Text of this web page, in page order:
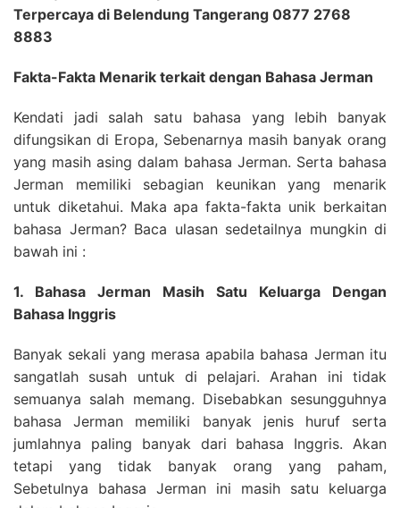
Terpercaya di Belendung Tangerang 0877 2768
8883
Fakta-Fakta Menarik terkait dengan Bahasa Jerman
Kendati jadi salah satu bahasa yang lebih banyak
difungsikan di Eropa, Sebenarnya masih banyak orang
yang masih asing dalam bahasa Jerman. Serta bahasa
Jerman memiliki sebagian keunikan yang menarik
untuk diketahui. Maka apa fakta-fakta unik berkaitan
bahasa Jerman? Baca ulasan sedetailnya mungkin di
bawah ini :
1. Bahasa Jerman Masih Satu Keluarga Dengan
Bahasa Inggris
Banyak sekali yang merasa apabila bahasa Jerman itu
sangatlah susah untuk di pelajari. Arahan ini tidak
semuanya salah memang. Disebabkan sesungguhnya
bahasa Jerman memiliki banyak jenis huruf serta
jumlahnya paling banyak dari bahasa Inggris. Akan
tetapi yang tidak banyak orang yang paham,
Sebetulnya bahasa Jerman ini masih satu keluarga